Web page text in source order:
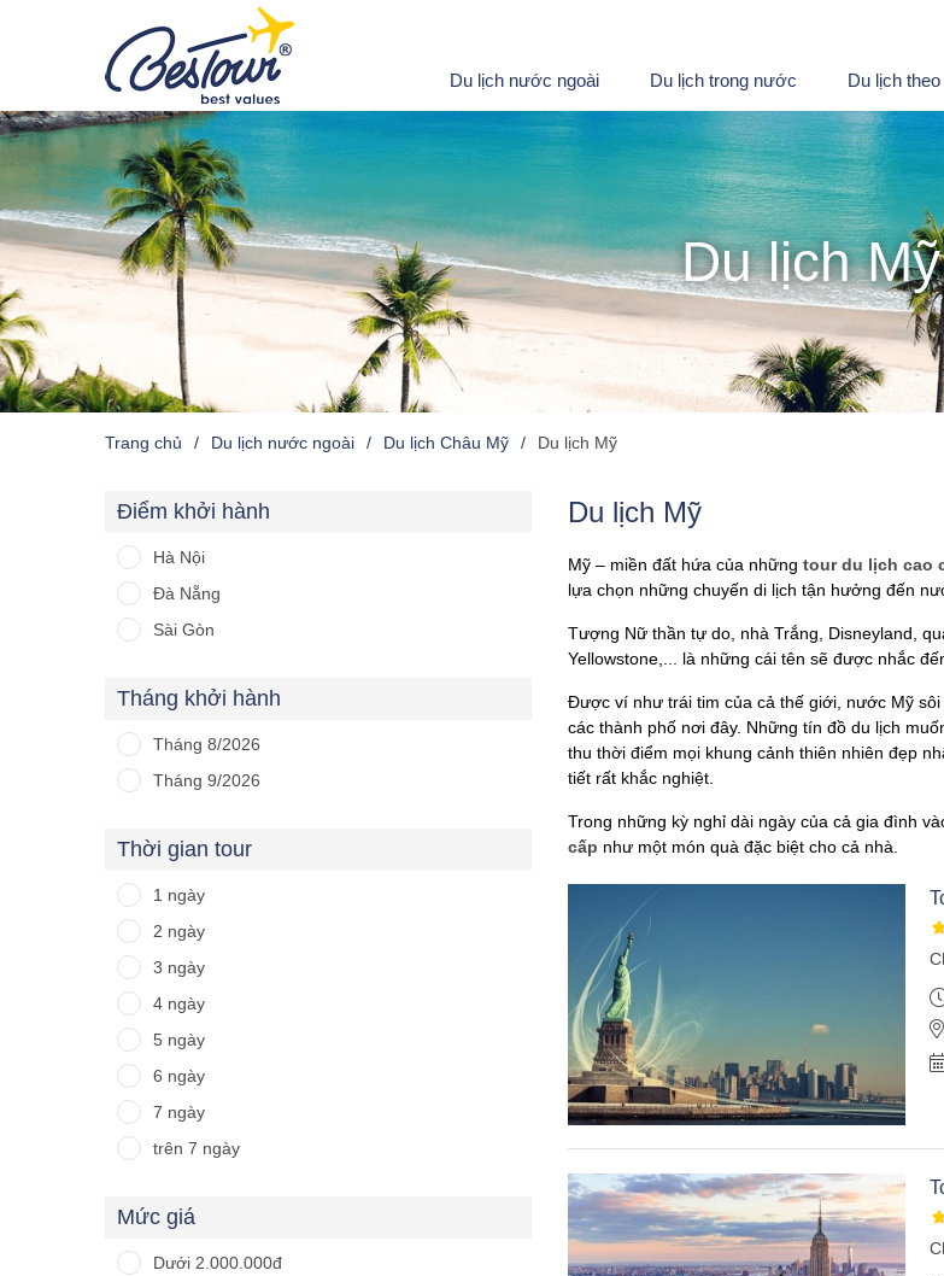
Du lịch nước ngoài Du lịch trong nước Du lịch
Du lịch Mỹ
Trang chủ Du lịch nước ngoài Du lịch Châu Mỹ Du lịch Mỹ
Điểm khởi hành
Hà Nội
Đà Nẵng
Sài Gòn
Tháng khởi hành
Tháng 8/2026
Tháng 9/2026
Thời gian tour
1 ngày
2 ngày
3 ngày
4 ngày
5 ngày
6 ngày
7 ngày
trên 7 ngày
Mức giá
Dưới 2.000.000đ
Du lịch Mỹ
Mỹ – miền đất hứa của những tour du lịch cao
lựa chọn những chuyến di lịch tận hưởng đến
Tượng Nữ thần tự do, nhà Trắng, Disneyland,
Yellowstone,... là những cái tên sẽ được nhắc
Được ví như trái tim của cả thế giới, nước Mỹ
các thành phố nơi đây. Những tín đồ du lịch
thu thời điểm mọi khung cảnh thiên nhiên đẹp
tiết rất khắc nghiệt.
Trong những kỳ nghỉ dài ngày của cả gia đình
cấp như một món quà đặc biệt cho cả nhà.